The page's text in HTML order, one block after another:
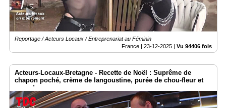
Reportage / Acteurs Locaux / Entreprenariat au Féminin
France | 23-12-2025 Vu 94406 fois
Acteurs-Locaux-Bretagne - Recette de Noël : Suprême de
chapon poché, crème de langoustine, purée de chou-fleur et
grue de cacao.